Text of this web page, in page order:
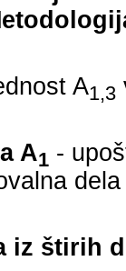
A1,3
A1 -
iz štirih